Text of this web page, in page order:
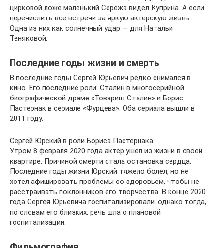
цирковой ложе маленький Сережа видел Куприна. А если
перечислить все встречи за яркую актерскую жизнь…
Одна из них как солнечный удар — для Натальи
Теняковой.
Последние годы жизни и смерть
В последние годы Сергей Юрьевич редко снимался в
кино. Его последние роли: Сталин в многосерийной
биографической драме «Товарищ Сталин» и Борис
Пастернак в сериале «Фурцева». Оба сериала вышли в
2011 году.
Сергей Юрский в роли Бориса Пастернака
Утром 8 февраля 2020 года актер ушел из жизни в своей
квартире. Причиной смерти стала остановка сердца.
Последние годы жизни Юрский тяжело болел, но не
хотел афишировать проблемы со здоровьем, чтобы не
расстраивать поклонников его творчества. В конце 2020
года Сергея Юрьевича госпитализировали, однако тогда,
по словам его близких, речь шла о плановой
госпитализации.